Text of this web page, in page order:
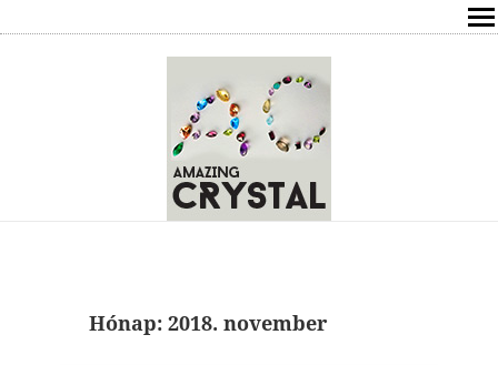
ÍRÁSOK
ÁSVÁNYOK HATÁSAI
ONLINE GYÓGYÍTÁS,TANÁCSADÁS
Hónap: 2018. november